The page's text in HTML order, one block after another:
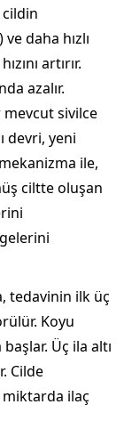
cildin
daha hızlı
artırır.
azalır.
sivilce
devri, yeni
ile,
ciltte oluşan
tedavinin ilk üç
Koyu
Üç ila altı
Cilde
ilaç